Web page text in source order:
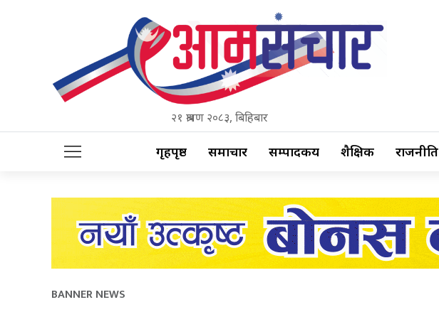
२१ श्रावण २०८३, बिहिबार
गृहपृष्ठ समाचार सम्पादकीय शैक्षिक राजनीति
BANNER NEWS